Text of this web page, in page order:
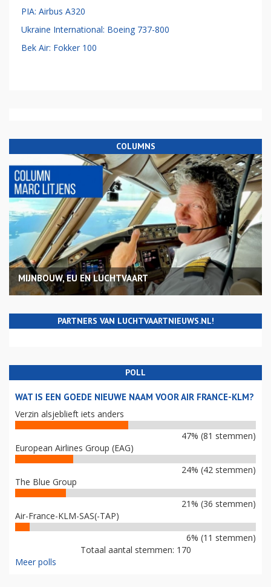
PIA: Airbus A320
Ukraine International: Boeing 737-800
Bek Air: Fokker 100
COLUMNS
MIJNBOUW, EU EN LUCHTVAART
PARTNERS VAN LUCHTVAARTNIEUWS.NL!
POLL
WAT IS EEN GOEDE NIEUWE NAAM VOOR AIR FRANCE-KLM?
Verzin alsjeblieft iets anders
47% (81 stemmen)
European Airlines Group (EAG)
24% (42 stemmen)
The Blue Group
21% (36 stemmen)
Air-France-KLM-SAS(-TAP)
6% (11 stemmen)
Totaal aantal stemmen: 170
Meer polls